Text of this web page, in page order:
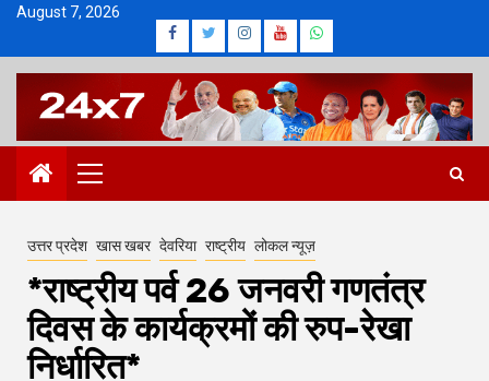
Skip
content
August 7, 2026
Facebook
Twitter
Instagram
Youtube
Whatsapp
Primary
Menu
उत्तर प्रदेश खास खबर देवरिया राष्ट्रीय लोकल न्यूज़
*राष्ट्रीय पर्व 26 जनवरी गणतंत्र
दिवस के कार्यक्रमों की रुप-रेखा
निर्धारित*